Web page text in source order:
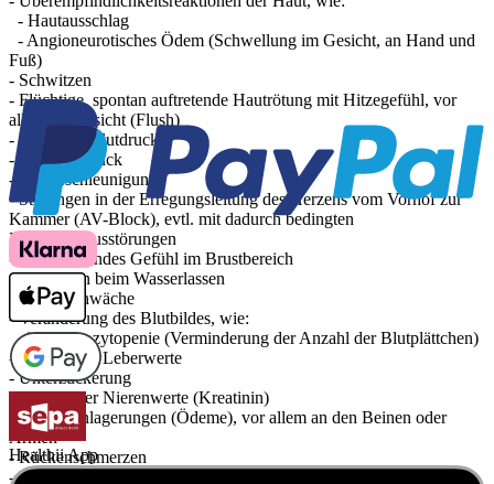
- Hautausschlag
- Angioneurotisches Ödem (Schwellung im Gesicht, an Hand und
Fuß)
- Schwitzen
- Flüchtige, spontan auftretende Hautrötung mit Hitzegefühl, vor
allem im Gesicht (Flush)
- Niedriger Blutdruck
- Bluthochdruck
- Pulsbeschleunigung
- Störungen in der Erregungsleitung des Herzens vom Vorhof zur
Kammer (AV-Block), evtl. mit dadurch bedingten
Herzrhythmusstörungen
- Beklemmendes Gefühl im Brustbereich
- Störungen beim Wasserlassen
- Blasenschwäche
- Veränderung des Blutbildes, wie:
- Thrombozytopenie (Verminderung der Anzahl der Blutplättchen)
- Anstieg der Leberwerte
- Unterzuckerung
- Anstieg der Nierenwerte (Kreatinin)
- Wassereinlagerungen (Ödeme), vor allem an den Beinen oder
Armen
- Rückenschmerzen
- Muskelschmerzen
Healthii App